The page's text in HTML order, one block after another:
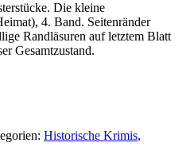
Die kleine
4. Band. Seitenränder
Randläsuren auf letztem Blatt
Gesamtzustand.
Historische Krimis,